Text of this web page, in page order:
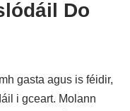
Do
gasta agus is féidir,
i gceart. Molann